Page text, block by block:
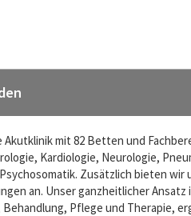
Akutklinik mit 82 Betten und
Kardiologie, Neurologie,
Zusätzlich bieten wir
an. Unser ganzheitlicher
Behandlung, Pflege und Therapie,